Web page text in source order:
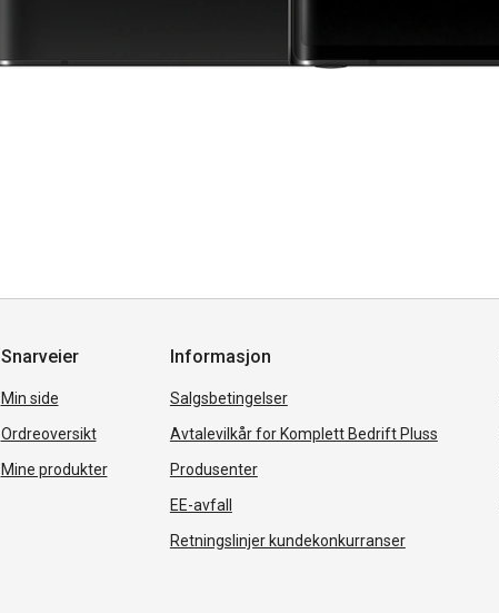
Snarveier
Min side
Ordreoversikt
Mine produkter
Informasjon
Salgsbetingelser
Avtalevilkår for Komplett Bedrift Pluss
Produsenter
EE-avfall
Retningslinjer kundekonkurranser